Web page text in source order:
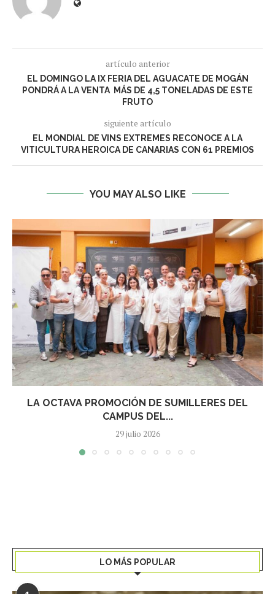
artículo anterior
EL DOMINGO LA IX FERIA DEL AGUACATE DE MOGÁN
PONDRÁ A LA VENTA MÁS DE 4,5 TONELADAS DE ESTE
FRUTO
siguiente artículo
EL MONDIAL DE VINS EXTREMES RECONOCE A LA
VITICULTURA HEROICA DE CANARIAS CON 61 PREMIOS
YOU MAY ALSO LIKE
LA OCTAVA PROMOCIÓN DE SUMILLERES DEL
CAMPUS DEL...
29 julio 2026
LO MÁS POPULAR